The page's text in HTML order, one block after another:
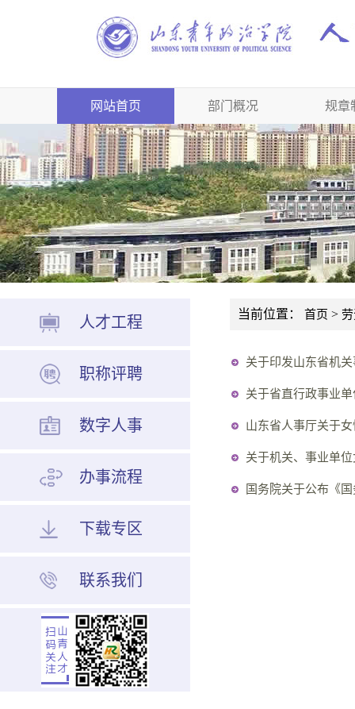
网站首页 部门概况 规章
人才工程
职称评聘
数字人事
办事流程
下载专区
联系我们
当前位置： 首页 >
关于印发山东省机
关于省直行政事业
山东省人事厅关于
关于机关、事业单
国务院关于公布《